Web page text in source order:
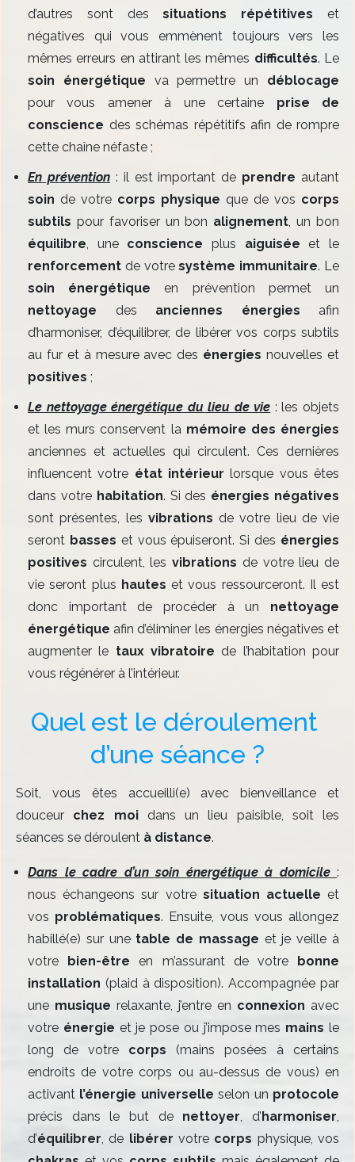
d’autres sont dessituations répétitives et
négatives qui vous emmènent toujours vers les
mêmes erreurs en attirant les mêmes difficultés. Le
soin énergétique va permettre un déblocage
pour vous amener à une certaine prise de
conscience des schémas répétitifs afin de rompre
cette chaîne néfaste ;
En prévention: il est important de prendre autant
soin de votre corps physique que de vos corps
subtils pour favoriser un bon alignement, un bon
équilibre, uneconscience plus aiguiséeet le
renforcement de votresystème immunitaire. Le
soin énergétique en prévention permet un
nettoyage des anciennes énergies afin
d’harmoniser, d’équilibrer, de libérer vos corps subtils
au fur et à mesure avec des énergies nouvelles et
positives ;
Le nettoyage énergétique du lieu de vie : les objets
et les murs conservent la mémoire des énergies
anciennes et actuelles qui circulent. Ces dernières
influencent votre état intérieur lorsque vous êtes
dans votre habitation. Si des énergies négatives
sont présentes, les vibrations de votre lieu de vie
seront basses et vous épuiseront. Si des énergies
positives circulent, lesvibrations de votre lieu de
vie seront plus hautes et vous ressourceront. Il est
donc important de procéder à un nettoyage
énergétique afin d’éliminer les énergies négatives et
augmenter le taux vibratoire de l’habitation pour
vous régénérer à l’intérieur.
Quel est le déroulement
d’une séance ?
Soit, vous êtes accueilli(e) avec bienveillance et
douceur chez moidans un lieu paisible, soit les
séances se déroulent à distance.
Dans le cadre d’un soin énergétique à domicile :
nous échangeons sur votre situation actuelle et
vos problématiques. Ensuite, vous vous allongez
habillé(e) sur une table de massage et je veille à
votre bien-être en m’assurant de votre bonne
installation (plaid à disposition). Accompagnée par
une musique relaxante, j’entre en connexion avec
votre énergie et je pose ou j’impose mes mains le
long de votre corps (mains posées à certains
endroits de votre corps ou au-dessus de vous) en
activant l’énergie universelleselon un protocole
précis dans le but de nettoyer, d’harmoniser,
d’équilibrer, de libérer votre corps physique, vos